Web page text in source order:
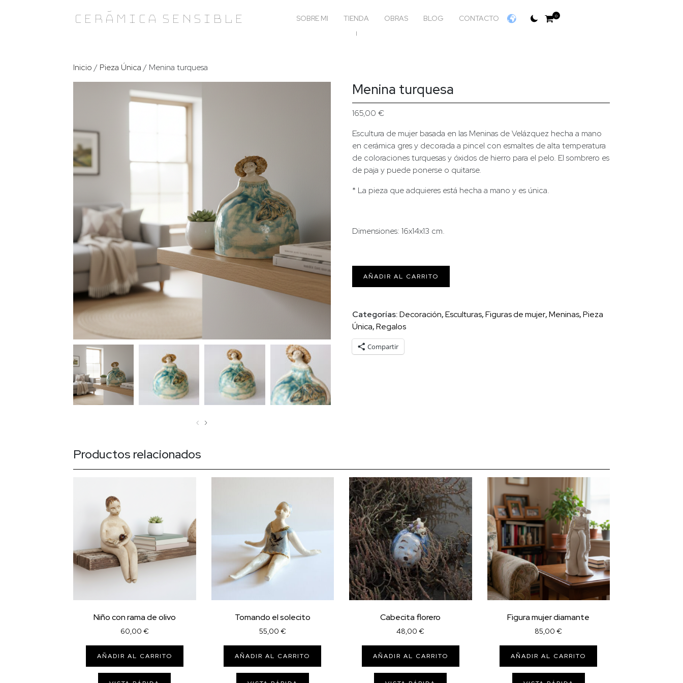
Cerámica Sensible SOBRE MI TIENDA OBRAS BLOG CONTACTO 0
Inicio / Pieza Única / Menina turquesa
‹ ›
Menina turquesa
165,00€
Escultura de mujer basada en las Meninas de Velázquez hecha a mano
en cerámica gres y decorada a pincel con esmaltes de alta temperatura
de coloraciones turquesas y óxidos de hierro para el pelo. El sombrero es
de paja y puede ponerse o quitarse.
* La pieza que adquieres está hecha a mano y es única.
Dimensiones: 16x14x13 cm.
Menina
AÑADIR AL CARRITO
Categorías:Decoración,Esculturas,Figuras de mujer,Meninas,Pieza
Única,Regalos
Compartir
Productos relacionados
Niño con rama de olivo
60,00 €
AÑADIR AL CARRITO
Tomando el solecito
55,00 €
AÑADIR AL CARRITO
Cabecita florero
48,00€
AÑADIR AL CARRITO
Figura mujer diamante
85,00€
AÑADIR AL CARRITO